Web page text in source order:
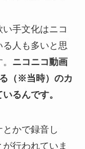
手文化はニコ
人も多いと思
ニコニコ動画
（※当時）のカ
るんです。
かで録音し
行われていま